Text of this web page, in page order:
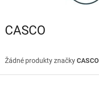
CASCO
Žádné produkty značkyCASCO